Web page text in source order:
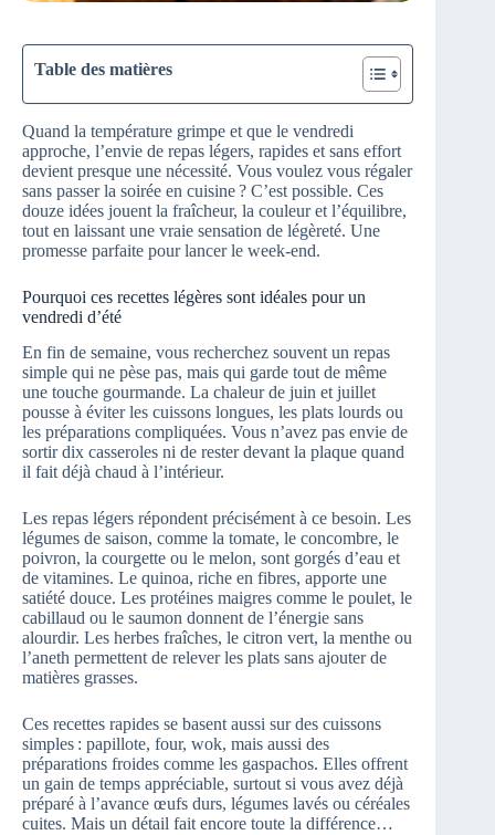
Table des matières
Quand la température grimpe et que le vendredi
approche, l’envie de repas légers, rapides et sans effort
devient presque une nécessité. Vous voulez vous régaler
sans passer la soirée en cuisine ? C’est possible. Ces
douze idées jouent la fraîcheur, la couleur et l’équilibre,
tout en laissant une vraie sensation de légèreté. Une
promesse parfaite pour lancer le week‑end.
Pourquoi ces recettes légères sont idéales pour un
vendredi d’été
En fin de semaine, vous recherchez souvent un repas
simple qui ne pèse pas, mais qui garde tout de même
une touche gourmande. La chaleur de juin et juillet
pousse à éviter les cuissons longues, les plats lourds ou
les préparations compliquées. Vous n’avez pas envie de
sortir dix casseroles ni de rester devant la plaque quand
il fait déjà chaud à l’intérieur.
Les repas légers répondent précisément à ce besoin. Les
légumes de saison, comme la tomate, le concombre, le
poivron, la courgette ou le melon, sont gorgés d’eau et
de vitamines. Le quinoa, riche en fibres, apporte une
satiété douce. Les protéines maigres comme le poulet, le
cabillaud ou le saumon donnent de l’énergie sans
alourdir. Les herbes fraîches, le citron vert, la menthe ou
l’aneth permettent de relever les plats sans ajouter de
matières grasses.
Ces recettes rapides se basent aussi sur des cuissons
simples : papillote, four, wok, mais aussi des
préparations froides comme les gaspachos. Elles offrent
un gain de temps appréciable, surtout si vous avez déjà
préparé à l’avance œufs durs, légumes lavés ou céréales
cuites. Mais un détail fait encore toute la différence…